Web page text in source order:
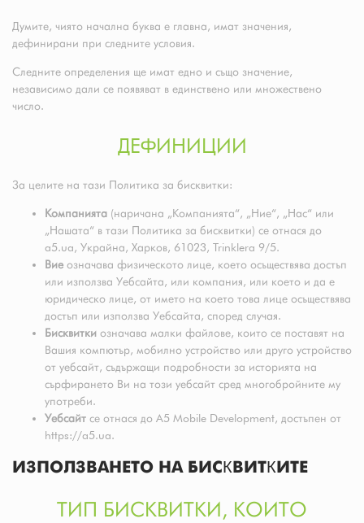
Думите, чиято начална буква е главна, имат значения,
дефинирани при следните условия.
Следните определения ще имат едно и също значение,
независимо дали се появяват в единствено или множествено
число.
ДЕФИНИЦИИ
За целите на тази Политика за бисквитки:
Компанията (наричана „Компанията“, „Ние“, „Нас“ или
„Нашата“ в тази Политика за бисквитки) се отнася до
a5.ua, Украйна, Харков, 61023, Trinklera 9/5.
Вие означава физическото лице, което осъществява достъп
или използва Уебсайта, или компания, или което и да е
юридическо лице, от името на което това лице осъществява
достъп или използва Уебсайта, според случая.
Бисквитки означава малки файлове, които се поставят на
Вашия компютър, мобилно устройство или друго устройство
от уебсайт, съдържащи подробности за историята на
сърфирането Ви на този уебсайт сред многобройните му
употреби.
Уебсайт се отнася до A5 Mobile Development, достъпен от
https://a5.ua.
ИЗПОЛЗВАНЕТО НА БИСКВИТКИТЕ
ТИП БИСКВИТКИ, КОИТО